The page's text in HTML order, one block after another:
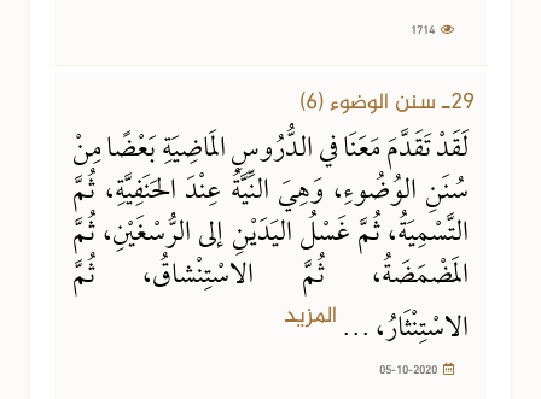
29ـ سنن الوضوء (6)
لَقَدْ تَقَدَّمَ مَعَنَا في الدُّرُوسِ المَاضِيَةِ بَعْضًا مِنْ
سُنَنِ الوُضُوءِ، وَهِيَ النِّيَّةُ عِنْدَ الحَنَفِيَّةِ، ثُمَّ
التَّسْمِيَةُ، ثُمَّ غَسْلُ اليَدَيْنِ إلى الرُّسْغَيْنِ، ثُمَّ
المَضْمَضَةُ، ثُمَّ الاسْتِنْشاقُ، ثُمَّ
الاسْتِنْثَارُ، ... المزيد